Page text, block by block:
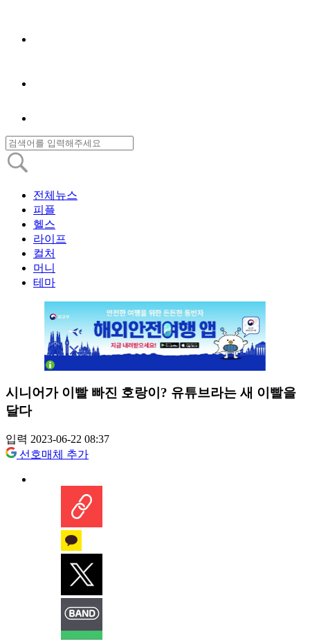
전체뉴스
피플
헬스
라이프
컬처
머니
테마
시니어가 이빨 빠진 호랑이? 유튜브라는 새 이빨을
달다
입력 2023-06-22 08:37
선호매체 추가